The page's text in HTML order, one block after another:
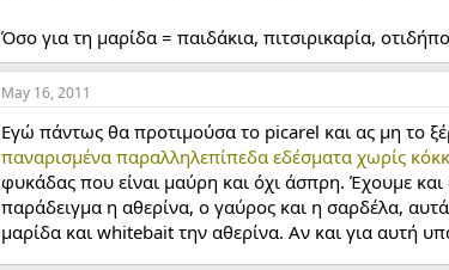
Όσο για τη μαρίδα = παιδάκια, πιτσιρικαρία,
May 16, 2011
Εγώ πάντως θα προτιμούσα το picarel και ας μη το
παναρισμένα παραλληλεπίπεδα εδέσματα χωρίς
φυκάδας που είναι μαύρη και όχι άσπρη. Έχουμε
παράδειγμα η αθερίνα, ο γαύρος και η σαρδέλα,
μαρίδα και whitebait την αθερίνα. Αν και για αυτή